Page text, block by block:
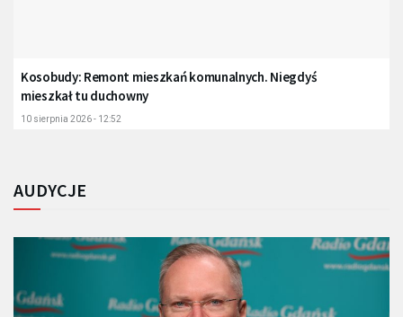
Kosobudy: Remont mieszkań komunalnych. Niegdyś
mieszkał tu duchowny
10 sierpnia 2026 - 12:52
AUDYCJE